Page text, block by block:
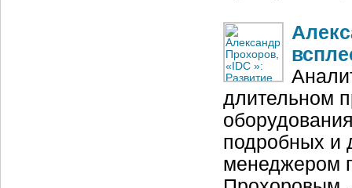
длительном
подробных и
менеджером